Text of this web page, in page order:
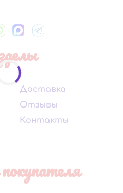
Доставка
Отзывы
Контакты